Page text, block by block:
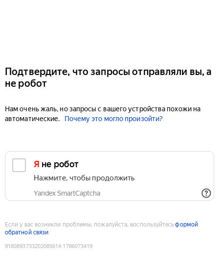
Подтвердите, что запросы отправляли вы, а
не робот
Нам очень жаль, но запросы с вашего устройства похожи на
автоматические.
Почему это могло произойти?
Я не робот
Нажмите, чтобы продолжить
Yandex SmartCaptcha
Если у вас возникли проблемы, пожалуйста, воспользуйтесьформой
обратной связи
9180893733202085614:1786073419